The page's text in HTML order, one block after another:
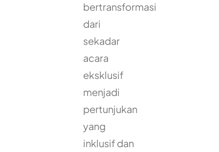
bertransformasi
dari
sekadar
acara
eksklusif
menjadi
pertunjukan
yang
inklusif dan